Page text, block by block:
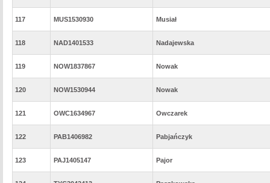
117 MUS1530930 Musiał
118 NAD1401533 Nadajewska
119 NOW1837867 Nowak
120 NOW1530944 Nowak
121 OWC1634967 Owczarek
122 PAB1406982 Pabjańczyk
123 PAJ1405147 Pajor